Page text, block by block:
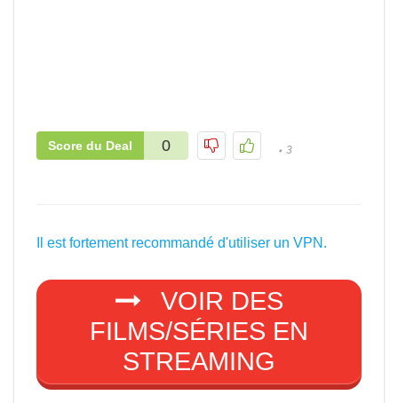
Score du Deal 0 3
Il est fortement recommandé d'utiliser un VPN.
VOIR DES
FILMS/SÉRIES EN
STREAMING